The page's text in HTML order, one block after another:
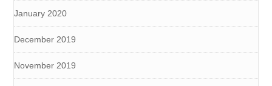
January 2020
December 2019
November 2019